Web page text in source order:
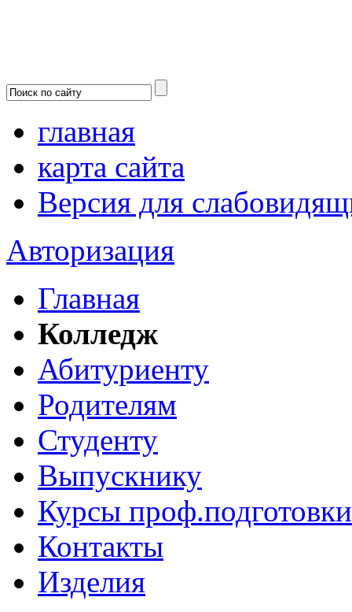
главная
карта сайта
Версия для
Авторизация
Главная
Колледж
Абитуриенту
Родителям
Студенту
Выпускнику
Курсы проф.подготовки
Контакты
Изделия